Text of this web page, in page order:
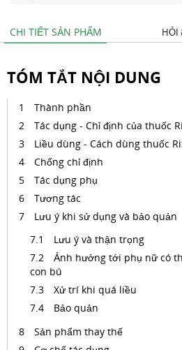
CHI TIẾT SẢN PHẨM HỎI
TÓM TẮT NỘI DUNG
Thành phần
Tác dụng - Chỉ định của thuốc
Liều dùng - Cách dùng thuốc
Chống chỉ định
Tác dụng phụ
Tương tác
Lưu ý khi sử dụng và bảo quản
Lưu ý và thận trọng
Ảnh hưởng tới phụ nữ có
con bú
Xử trí khi quá liều
Bảo quản
Sản phẩm thay thế